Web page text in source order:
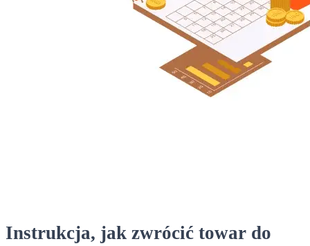
Instrukcja, jak zwrócić towar do